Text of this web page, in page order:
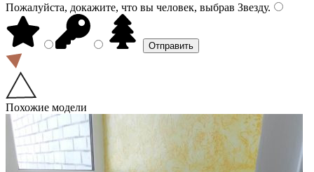
Пожалуйста, докажите, что вы человек, выбрав Звезду.
Похожие модели